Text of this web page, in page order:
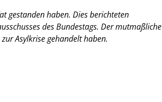
gestanden haben. Dies berichteten
des Bundestags. Der mutmaßliche
Asylkrise gehandelt haben.